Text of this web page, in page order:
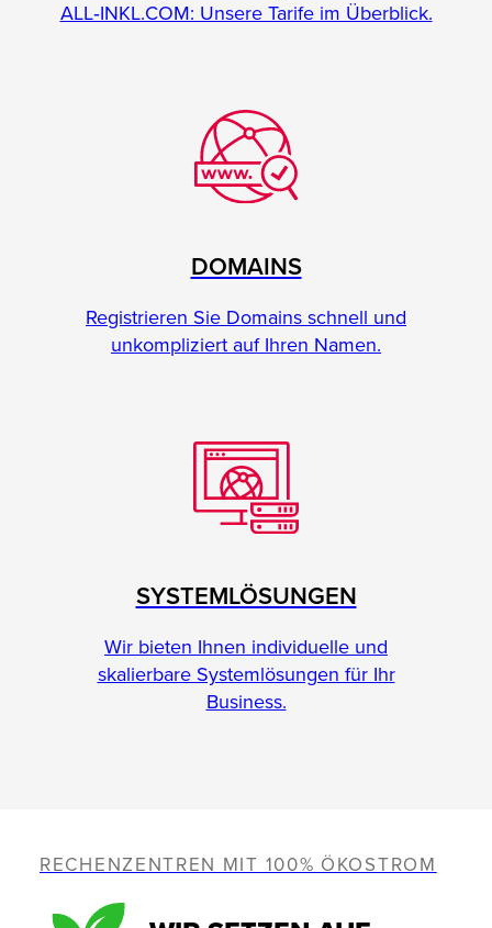
ALL‑INKL.COM: Unsere Tarife im Überblick.
DOMAINS
Registrieren Sie Domains schnell und
unkompliziert auf Ihren Namen.
SYSTEMLÖSUNGEN
Wir bieten Ihnen individuelle und
skalierbare Systemlösungen für Ihr
Business.
RECHENZENTREN MIT 100% ÖKOSTROM